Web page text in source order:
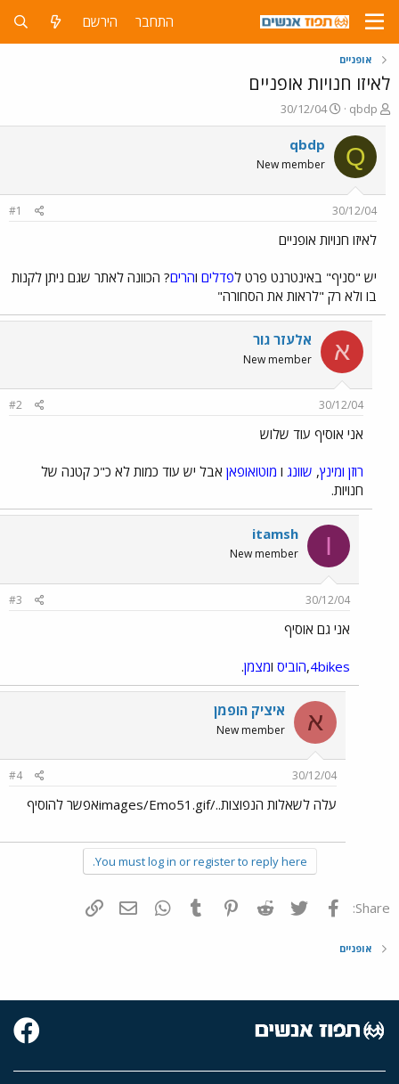
התחבר הירשם
אופניים
לאיזו חנויות אופניים
פ
ו
ת
ח
ה
ש
א
qbdp
פ
ו
ר
ם
ר
30/12/04
Q
qbdp
New member
30/12/04
#1
לאיזו חנויות אופניים
יש "סניף" באינטרנט פרט לפדלים והרים? הכוונה לאתר שגם ניתן לקנות
בו ולא רק "לראות את הסחורה"
א אלעזר גור
New member
30/12/04
#2
אני אוסיף עוד שלוש
רוזן ומינץ, שוונג ו מוטואופאן אבל יש עוד כמות לא כ"כ קטנה של
חנויות.
I
itamsh
New member
30/12/04
#3
אני גם אוסיף
4bikes
,הוביס ומצמן.
א איציק הופמן
New member
30/12/04
#4
עלה לשאלות הנפוצות../images/Emo51.gifאפשר להוסיף
You must log in or register to reply here.
Share: פייסבוק Twitter
Reddit
Pinterest
Tumblr
WhatsAppדואר אלקטרוני
אופניים